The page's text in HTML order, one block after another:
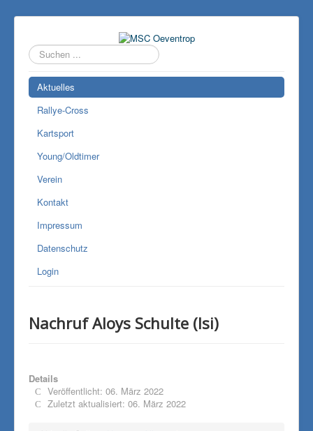
Suchen
...
Aktuelles
Rallye-Cross
Kartsport
Young/Oldtimer
Verein
Kontakt
Impressum
Datenschutz
Login
Nachruf Aloys Schulte (Isi)
Details
Veröffentlicht: 06. März 2022
Zuletzt aktualisiert: 06. März 2022